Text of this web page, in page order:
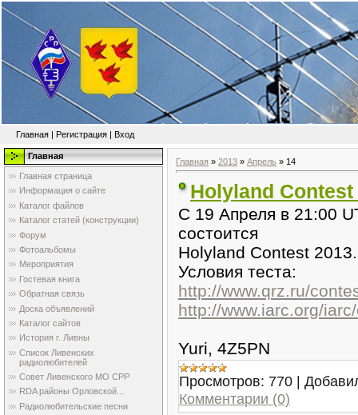
Главная | Регистрация | Вход
Главная
Главная страница
Информация о сайте
Каталог файлов
Каталог статей (конструкции)
Форум
Фотоальбомы
Мероприятия
Гостевая книга
Обратная связь
Доска объявлений
Каталог сайтов
История г. Ливны
Список Ливенских
радиолюбителей
Совет Ливенского МО СРР
RDA районы Орловской...
Радиолюбительские песни
Главная » 2013 » Апрель » 14
Holyland Contest
С 19 Апреля в 21:00
состоится
Holyland Contest 2013.
Условия теста:
http://www.qrz.ru/
http://www.iarc.org/
Yuri, 4Z5PN
Просмотров: 770 |
Комментарии (0)